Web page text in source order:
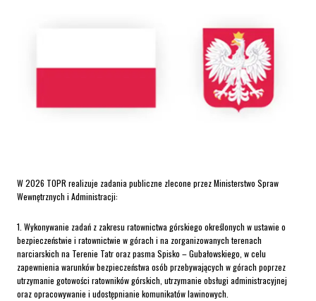
W 2026 TOPR realizuje zadania publiczne zlecone przez Ministerstwo Spraw
Wewnętrznych i Administracji:
1. Wykonywanie zadań z zakresu ratownictwa górskiego określonych w ustawie o
bezpieczeństwie i ratownictwie w górach i na zorganizowanych terenach
narciarskich na Terenie Tatr oraz pasma Spisko – Gubałowskiego, w celu
zapewnienia warunków bezpieczeństwa osób przebywających w górach poprzez
utrzymanie gotowości ratowników górskich, utrzymanie obsługi administracyjnej
oraz opracowywanie i udostępnianie komunikatów lawinowych.